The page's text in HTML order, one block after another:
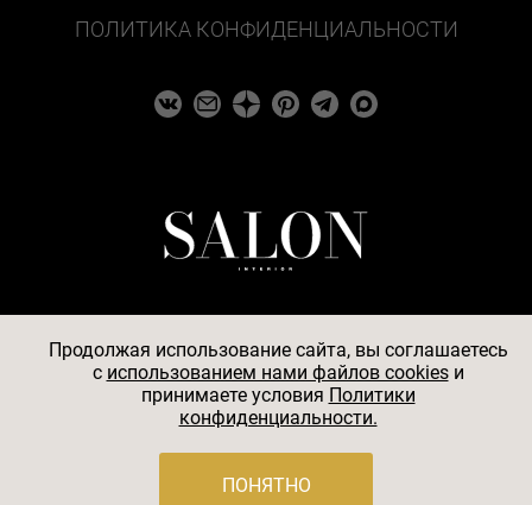
ПОЛИТИКА КОНФИДЕНЦИАЛЬНОСТИ
© 2026
АО «БКМ», ОГРН 1027739494584, ИНН 7705056238,
127018, Москва, ул. Полковая, д. 3, стр. 4, помещение I,
комн. 23
Продолжая использование сайта, вы соглашаетесь
c использованием нами файлов cookiesи
принимаете условия Политики
конфиденциальности.
ПОНЯТНО